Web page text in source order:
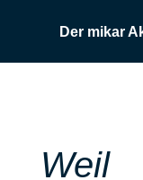
Der mikar
Weil